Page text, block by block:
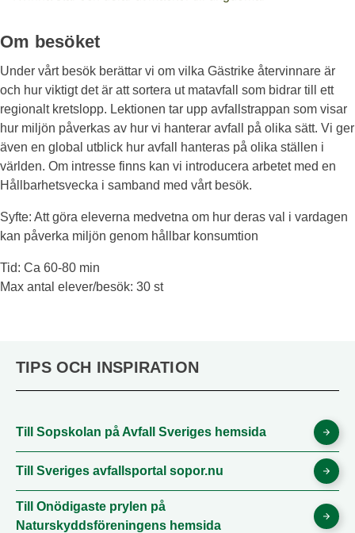
Om besöket
Under vårt besök berättar vi om vilka Gästrike återvinnare är
och hur viktigt det är att sortera ut matavfall som bidrar till ett
regionalt kretslopp. Lektionen tar upp avfallstrappan som visar
hur miljön påverkas av hur vi hanterar avfall på olika sätt. Vi ger
även en global utblick hur avfall hanteras på olika ställen i
världen. Om intresse finns kan vi introducera arbetet med en
Hållbarhetsvecka i samband med vårt besök.
Syfte: Att göra eleverna medvetna om hur deras val i vardagen
kan påverka miljön genom hållbar konsumtion
Tid: Ca 60-80 min
Max antal elever/besök: 30 st
TIPS OCH INSPIRATION
Till Sopskolan på Avfall Sveriges hemsida
Till Sveriges avfallsportal sopor.nu
Till Onödigaste prylen på
Naturskyddsföreningens hemsida